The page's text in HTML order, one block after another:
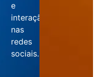
e
interação
nas
redes
sociais.